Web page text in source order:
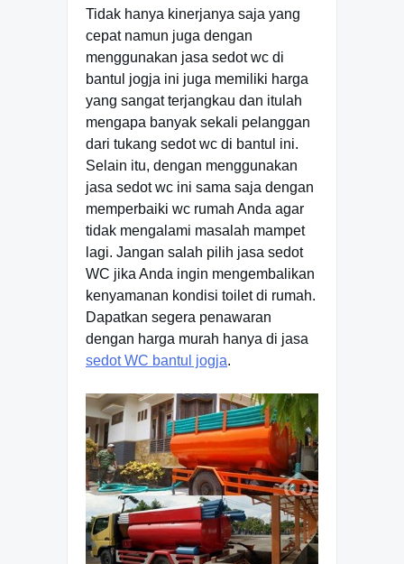
Tidak hanya kinerjanya saja yang
cepat namun juga dengan
menggunakan jasa sedot wc di
bantul jogja ini juga memiliki harga
yang sangat terjangkau dan itulah
mengapa banyak sekali pelanggan
dari tukang sedot wc di bantul ini.
Selain itu, dengan menggunakan
jasa sedot wc ini sama saja dengan
memperbaiki wc rumah Anda agar
tidak mengalami masalah mampet
lagi. Jangan salah pilih jasa sedot
WC jika Anda ingin mengembalikan
kenyamanan kondisi toilet di rumah.
Dapatkan segera penawaran
dengan harga murah hanya di jasa
sedot WC bantul jogja.